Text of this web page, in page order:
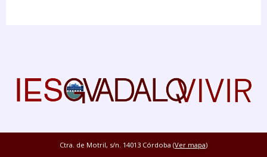
Ctra. de Motril, s/n. 14013 Córdoba (Ver mapa)